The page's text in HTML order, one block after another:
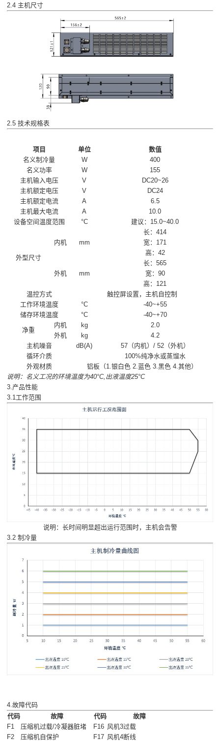
2.4 主机尺寸
2.5 技术规格表
项目 单位
数值
名义制冷量
W
400
名义功率
W
155
主机输入电压
V
DC20~26
主机额定电压
V
DC24
主机额定电流
A
6.5
主机最大电流
A
10.0
设备空间温度范围
°C 建议：15.0~40.0
外型尺寸
内机 mm
长：414
宽：171
高：42
外机 mm
长：565
宽：90
高：121
温控方式
触控屏设置，主机自控制
工作环境温度
°C
-40~+55
储存环境温度
°C -40~+70
净重
内机 kg
2.0
外机
kg
4.2
主机噪音
dB(A)
57（内机）/ 52（外机）
循环介质
100%纯净水或蒸馏水
外观材质
铝板（1.银白色 2.蓝色 3.黑色 4.其他）
说明：名义工况的环境温度为40°C,出液温度25°C
3.产品性能
3.1工作范围
说明：长时间明显超出运行范围时，主机会告警
3.2 制冷量
4.故障代码
代码
故障 代码
故障
F1
压缩机过载/冷凝器脏堵 F16 风机3过载
F2
压缩机自保护 F17 风机4断线